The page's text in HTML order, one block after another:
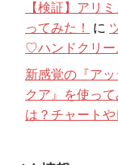
【検証】アリ
ってみた！
に
♡ハンドクリー
新感覚の『ア
クア』を使って
は？チャート